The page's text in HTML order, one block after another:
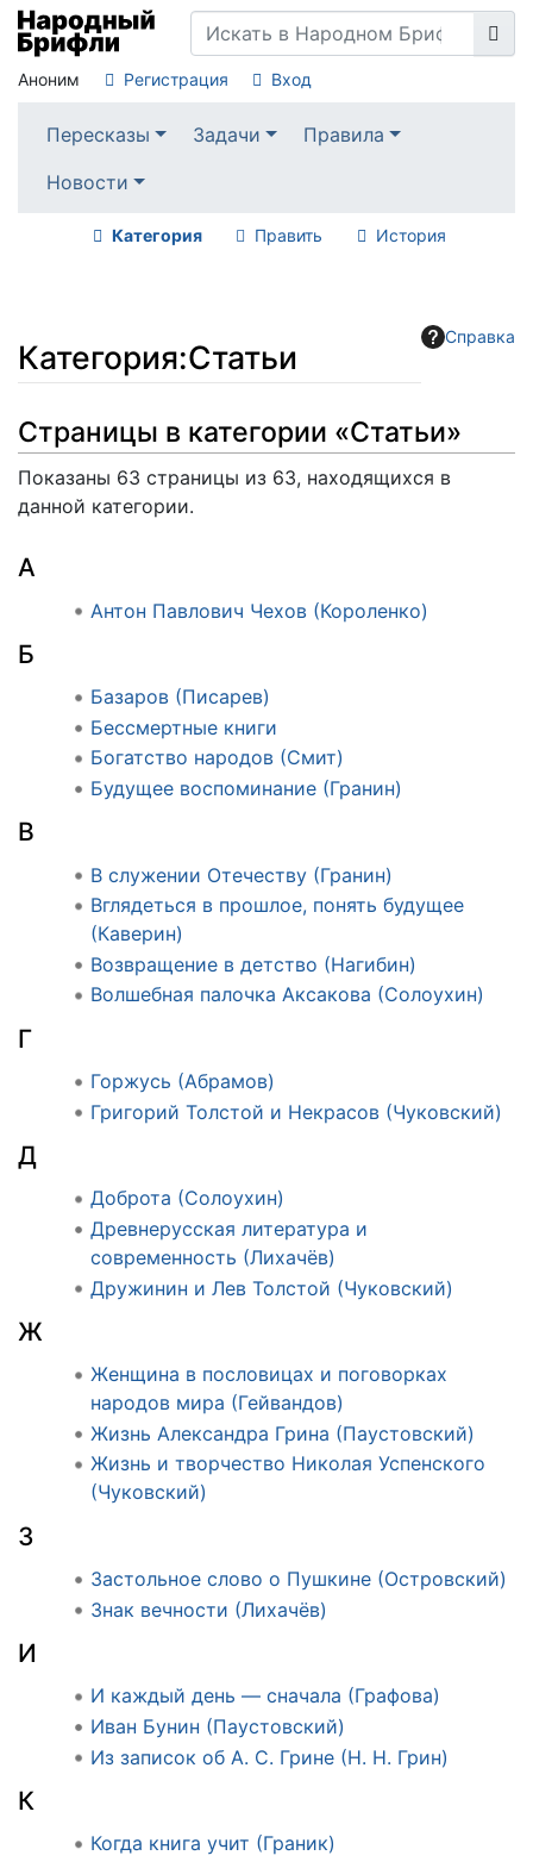
Аноним Регистрация Вход
Пересказы Задачи
Правила
Новости
Категория Править История
Справка
Категория:Статьи
Перейти к:
Страницы в категории «Статьи»
Показаны 63 страницы из 63, находящихся в
данной категории.
А
Антон Павлович Чехов (Короленко)
Б
Базаров (Писарев)
Бессмертные книги
Богатство народов (Смит)
Будущее воспоминание (Гранин)
В
В служении Отечеству (Гранин)
Вглядеться в прошлое, понять будущее
(Каверин)
Возвращение в детство (Нагибин)
Волшебная палочка Аксакова (Солоухин)
Г
Горжусь (Абрамов)
Григорий Толстой и Некрасов (Чуковский)
Д
Доброта (Солоухин)
Древнерусская литература и
современность (Лихачёв)
Дружинин и Лев Толстой (Чуковский)
Ж
Женщина в пословицах и поговорках
народов мира (Гейвандов)
Жизнь Александра Грина (Паустовский)
Жизнь и творчество Николая Успенского
(Чуковский)
З
Застольное слово о Пушкине (Островский)
Знак вечности (Лихачёв)
И
И каждый день — сначала (Графова)
Иван Бунин (Паустовский)
Из записок об А. С. Грине (Н. Н. Грин)
К
Когда книга учит (Граник)